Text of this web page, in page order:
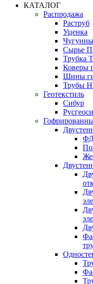
КАТАЛОГ
Распродажа
Раструб
Уценка
Сырье
Трубка
Коверы
Шины
Трубы
Геотекстиль
Сибур
ФД